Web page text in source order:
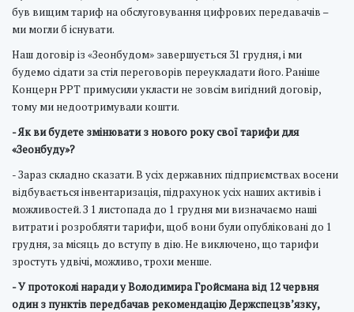
був вищим тариф на обслуговування цифрових передавачів –
ми могли б існувати.
Наш договір із «Зеонбудом» завершується 31 грудня, і ми
будемо сідати за стіл переговорів переукладати його. Раніше
Концерн РРТ примусили укласти не зовсім вигідний договір,
тому ми недоотримували кошти.
- Як ви будете змінювати з нового року свої тарифи для
«Зеонбуду»?
- Зараз складно сказати. В усіх державних підприємствах восени
відбувається інвентаризація, підрахунок усіх наших активів і
можливостей. З 1 листопада до 1 грудня ми визначаємо наші
витрати і розробляти тарифи, щоб вони були опубліковані до 1
грудня, за місяць до вступу в дію. Не виключено, що тарифи
зростуть удвічі, можливо, трохи менше.
- У протоколі наради у Володимира Гройсмана від 12 червня
один з пунктів передбачав рекомендацію Держспецзв’язку,